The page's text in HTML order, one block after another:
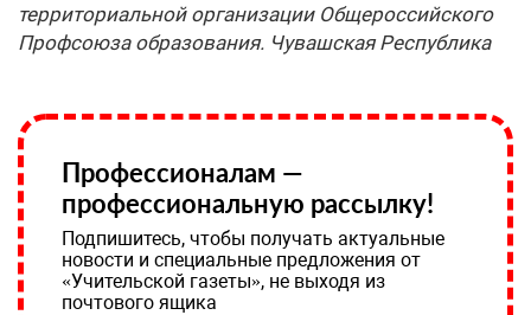
территориальной организации Общероссийского
Профсоюза образования. Чувашская Республика
Профессионалам —
профессиональную рассылку!
Подпишитесь, чтобы получать актуальные
новости и специальные предложения от
«Учительской газеты», не выходя из
почтового ящика